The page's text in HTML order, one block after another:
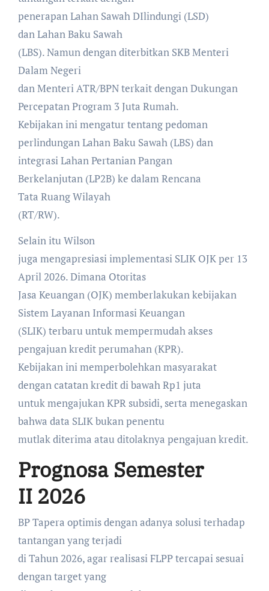
penerapan Lahan Sawah DIlindungi (LSD)
dan Lahan Baku Sawah
(LBS). Namun dengan diterbitkan SKB Menteri
Dalam Negeri
dan Menteri ATR/BPN terkait dengan Dukungan
Percepatan Program 3 Juta Rumah.
Kebijakan ini mengatur tentang pedoman
perlindungan Lahan Baku Sawah (LBS) dan
integrasi Lahan Pertanian Pangan
Berkelanjutan (LP2B) ke dalam Rencana
Tata Ruang Wilayah
(RT/RW).
Selain itu Wilson
juga mengapresiasi implementasi SLIK OJK per 13
April 2026. Dimana Otoritas
Jasa Keuangan (OJK) memberlakukan kebijakan
Sistem Layanan Informasi Keuangan
(SLIK) terbaru untuk mempermudah akses
pengajuan kredit perumahan (KPR).
Kebijakan ini memperbolehkan masyarakat
dengan catatan kredit di bawah Rp1 juta
untuk mengajukan KPR subsidi, serta menegaskan
bahwa data SLIK bukan penentu
mutlak diterima atau ditolaknya pengajuan kredit.
Prognosa Semester
II 2026
BP Tapera optimis dengan adanya solusi terhadap
tantangan yang terjadi
di Tahun 2026, agar realisasi FLPP tercapai sesuai
dengan target yang